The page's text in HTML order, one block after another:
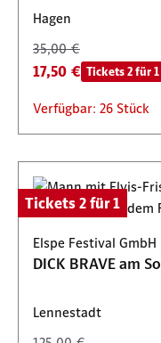
Hagen
35,00 €
17,50 € Tickets 2 für 1
Verfügbar: 26 Stück
Tickets 2 für 1
Elspe Festival GmbH
DICK BRAVE am
Lennestadt